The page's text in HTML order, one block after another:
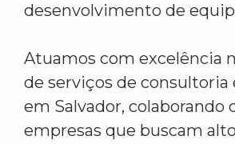
desenvolvimento de
Atuamos com excelência
de serviços de consultoria
em Salvador, colaborando
empresas que buscam alto